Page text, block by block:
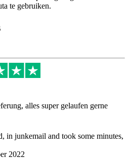
te gebruiken.
alles super gelaufen gerne
in junkemail and took some minutes,
2022